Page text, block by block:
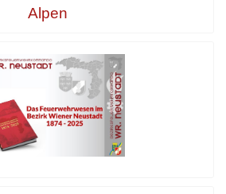
Alpen